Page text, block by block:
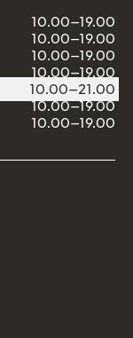
10.00–19.00
10.00–19.00
10.00–19.00
10.00–19.00
10.00–21.00
10.00–19.00
10.00–19.00